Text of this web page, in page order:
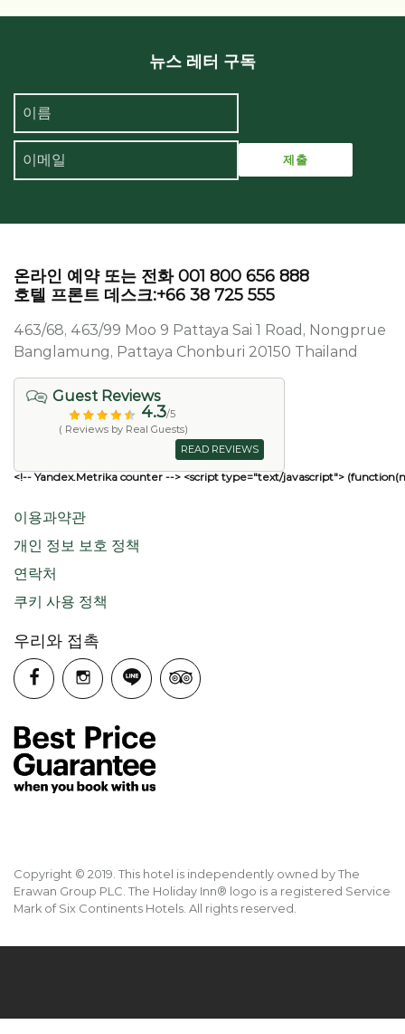
뉴스 레터 구독
온라인 예약 또는 전화 001 800 656 888
호텔 프론트 데스크:+66 38 725 555
463/68, 463/99 Moo 9 Pattaya Sai 1 Road, Nongprue
Banglamung, Pattaya Chonburi 20150 Thailand
Guest Reviews
4.3/5
( Reviews by Real Guests)
READ REVIEWS
<!-- Yandex.Metrika counter --> <script type="text/javascript">
이용과약관
개인 정보 보호 정책
연락처
쿠키 사용 정책
우리와 접촉
Copyright © 2019. This hotel is independently owned by The
Erawan Group PLC. The Holiday Inn® logo is a registered Service
Mark of Six Continents Hotels. All rights reserved.